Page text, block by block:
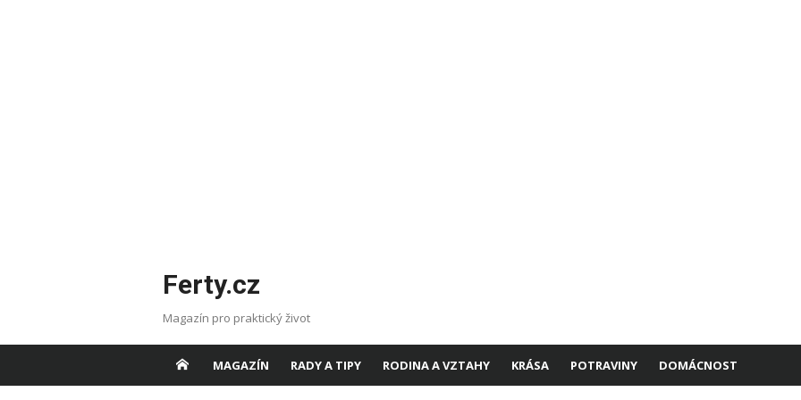
Ferty.cz
Magazín pro praktický život
MAGAZÍN RADY A TIPY RODINA A VZTAHY KRÁSA POTRAVINY DOMÁCNOST